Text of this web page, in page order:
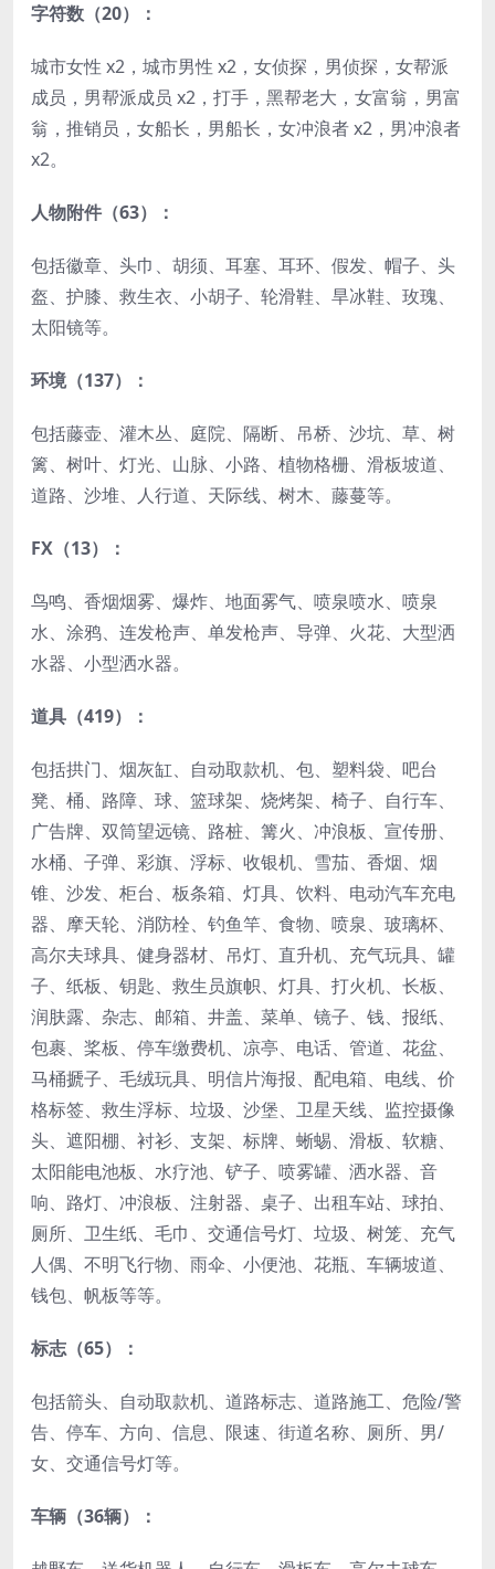
字符数（20）：
城市女性 x2，城市男性 x2，女侦探，男侦探，女帮派
成员，男帮派成员 x2，打手，黑帮老大，女富翁，男富
翁，推销员，女船长，男船长，女冲浪者 x2，男冲浪者
x2。
人物附件（63）：
包括徽章、头巾、胡须、耳塞、耳环、假发、帽子、头
盔、护膝、救生衣、小胡子、轮滑鞋、旱冰鞋、玫瑰、
太阳镜等。
环境（137）：
包括藤壶、灌木丛、庭院、隔断、吊桥、沙坑、草、树
篱、树叶、灯光、山脉、小路、植物格栅、滑板坡道、
道路、沙堆、人行道、天际线、树木、藤蔓等。
FX（13）：
鸟鸣、香烟烟雾、爆炸、地面雾气、喷泉喷水、喷泉
水、涂鸦、连发枪声、单发枪声、导弹、火花、大型洒
水器、小型洒水器。
道具（419）：
包括拱门、烟灰缸、自动取款机、包、塑料袋、吧台
凳、桶、路障、球、篮球架、烧烤架、椅子、自行车、
广告牌、双筒望远镜、路桩、篝火、冲浪板、宣传册、
水桶、子弹、彩旗、浮标、收银机、雪茄、香烟、烟
锥、沙发、柜台、板条箱、灯具、饮料、电动汽车充电
器、摩天轮、消防栓、钓鱼竿、食物、喷泉、玻璃杯、
高尔夫球具、健身器材、吊灯、直升机、充气玩具、罐
子、纸板、钥匙、救生员旗帜、灯具、打火机、长板、
润肤露、杂志、邮箱、井盖、菜单、镜子、钱、报纸、
包裹、桨板、停车缴费机、凉亭、电话、管道、花盆、
马桶搋子、毛绒玩具、明信片海报、配电箱、电线、价
格标签、救生浮标、垃圾、沙堡、卫星天线、监控摄像
头、遮阳棚、衬衫、支架、标牌、蜥蜴、滑板、软糖、
太阳能电池板、水疗池、铲子、喷雾罐、洒水器、音
响、路灯、冲浪板、注射器、桌子、出租车站、球拍、
厕所、卫生纸、毛巾、交通信号灯、垃圾、树笼、充气
人偶、不明飞行物、雨伞、小便池、花瓶、车辆坡道、
钱包、帆板等等。
标志（65）：
包括箭头、自动取款机、道路标志、道路施工、危险/警
告、停车、方向、信息、限速、街道名称、厕所、男/
女、交通信号灯等。
车辆（36辆）：